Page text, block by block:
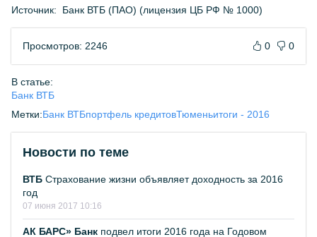
Источник: Банк ВТБ (ПАО) (лицензия ЦБ РФ № 1000)
Просмотров: 2246 0 0
В статье:
Банк ВТБ
Метки:Банк ВТБпортфель кредитовТюменьитоги - 2016
Новости по теме
ВТБ Страхование жизни объявляет доходность за 2016
год
07 июня 2017 10:16
АК БАРС» Банк подвел итоги 2016 года на Годовом